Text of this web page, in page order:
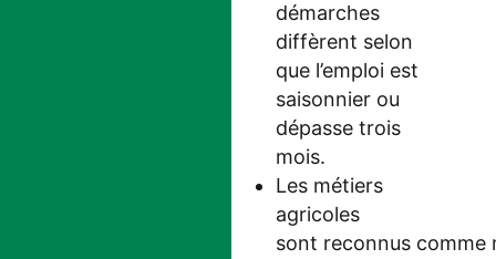
démarches
diffèrent selon
que l’emploi est
saisonnier ou
dépasse trois
mois.
Les métiers
agricoles
sont reconnus comme